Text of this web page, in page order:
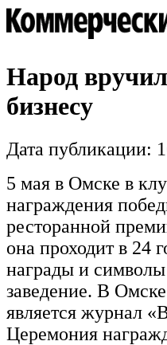
Народ
бизнесу
Дата публикации:
5 мая в Омске в
награждения
ресторанной
она проходит в 24
награды и
заведение. В
является журнал
Церемония